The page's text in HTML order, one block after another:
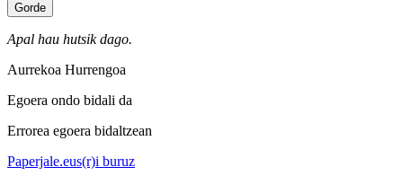
Gorde
Apal hau hutsik dago.
Aurrekoa Hurrengoa
Egoera ondo bidali da
Errorea egoera bidaltzean
Paperjale.eus(r)i buruz